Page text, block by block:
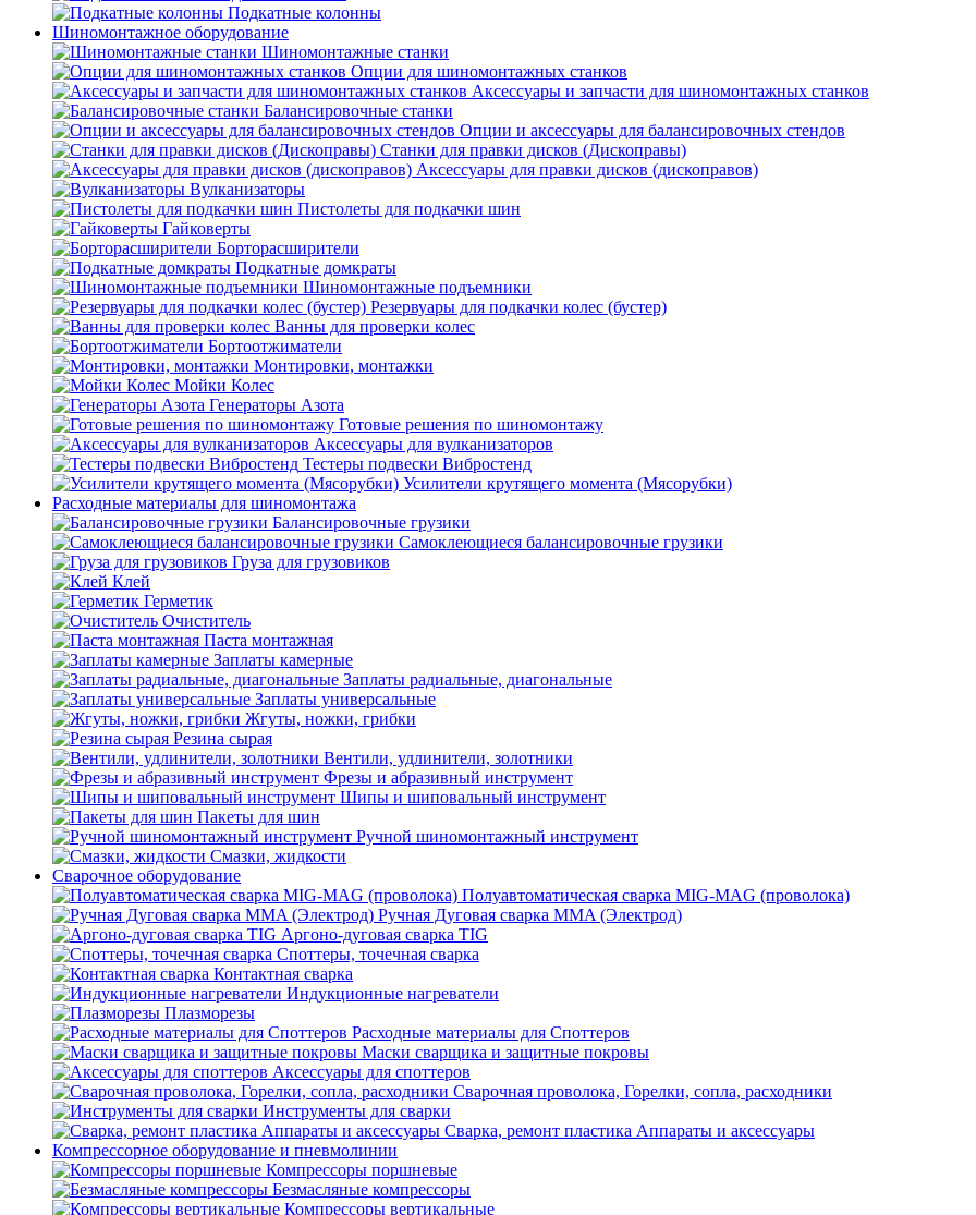
Подкатные колонны
Шиномонтажное оборудование
Шиномонтажные станки
Опции для шиномонтажных станков
Аксессуары и запчасти для шиномонтажных станков
Балансировочные станки
Опции и аксессуары для балансировочных стендов
Станки для правки дисков (Дископравы)
Аксессуары для правки дисков (дископравов)
Вулканизаторы
Пистолеты для подкачки шин
Гайковерты
Борторасширители
Подкатные домкраты
Шиномонтажные подъемники
Резервуары для подкачки колес (бустер)
Ванны для проверки колес
Бортоотжиматели
Монтировки, монтажки
Мойки Колес
Генераторы Азота
Готовые решения по шиномонтажу
Аксессуары для вулканизаторов
Тестеры подвески Вибростенд
Усилители крутящего момента (Мясорубки)
Расходные материалы для шиномонтажа
Балансировочные грузики
Самоклеющиеся балансировочные грузики
Груза для грузовиков
Клей
Герметик
Очиститель
Паста монтажная
Заплаты камерные
Заплаты радиальные, диагональные
Заплаты универсальные
Жгуты, ножки, грибки
Резина сырая
Вентили, удлинители, золотники
Фрезы и абразивный инструмент
Шипы и шиповальный инструмент
Пакеты для шин
Ручной шиномонтажный инструмент
Смазки, жидкости
Сварочное оборудование
Полуавтоматическая сварка MIG-MAG (проволока)
Ручная Дуговая сварка MMA (Электрод)
Аргоно-дуговая сварка TIG
Споттеры, точечная сварка
Контактная сварка
Индукционные нагреватели
Плазморезы
Расходные материалы для Споттеров
Маски сварщика и защитные покровы
Аксессуары для споттеров
Сварочная проволока, Горелки, сопла, расходники
Инструменты для сварки
Сварка, ремонт пластика Аппараты и аксессуары
Компрессорное оборудование и пневмолинии
Компрессоры поршневые
Безмасляные компрессоры
Компрессоры вертикальные